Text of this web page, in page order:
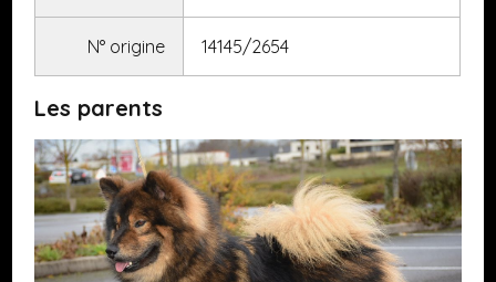
N° origine 14145/2654
Les parents